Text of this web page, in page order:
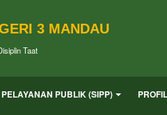
3 MANDAU
Taat
PUBLIK (SIPP) PROFIL